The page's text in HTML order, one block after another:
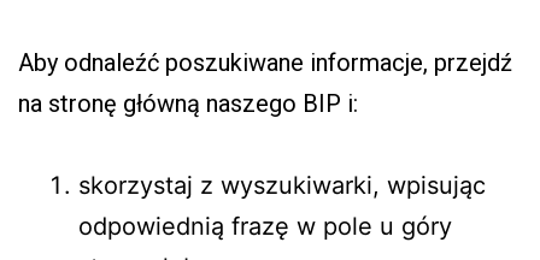
Aby odnaleźć poszukiwane informacje, przejdź
na stronę główną naszego BIP i:
skorzystaj z wyszukiwarki, wpisując
odpowiednią frazę w pole u góry